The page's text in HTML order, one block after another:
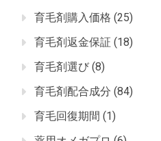
育毛剤購入価格 (25)
育毛剤返金保証 (18)
育毛剤選び (8)
育毛剤配合成分 (84)
育毛回復期間 (1)